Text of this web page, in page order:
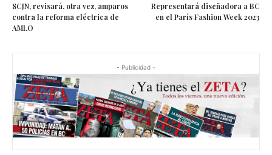
SCJN, revisará, otra vez, amparos
contra la reforma eléctrica de
AMLO
Representará diseñadora a BC
en el París Fashion Week 2023
- Publicidad -